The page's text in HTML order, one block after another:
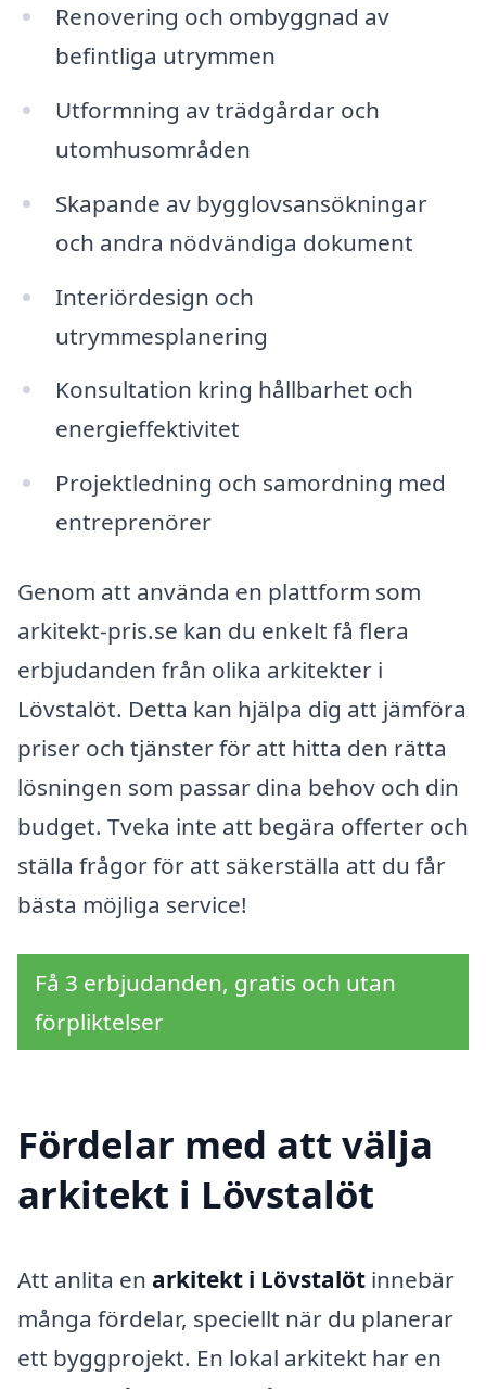
Renovering och ombyggnad av
befintliga utrymmen
Utformning av trädgårdar och
utomhusområden
Skapande av bygglovsansökningar
och andra nödvändiga dokument
Interiördesign och
utrymmesplanering
Konsultation kring hållbarhet och
energieffektivitet
Projektledning och samordning med
entreprenörer
Genom att använda en plattform som
arkitekt-pris.se kan du enkelt få flera
erbjudanden från olika arkitekter i
Lövstalöt. Detta kan hjälpa dig att jämföra
priser och tjänster för att hitta den rätta
lösningen som passar dina behov och din
budget. Tveka inte att begära offerter och
ställa frågor för att säkerställa att du får
bästa möjliga service!
Få 3 erbjudanden, gratis och utan
förpliktelser
Fördelar med att välja
arkitekt i Lövstalöt
Att anlita en arkitekt i Lövstalöt innebär
många fördelar, speciellt när du planerar
ett byggprojekt. En lokal arkitekt har en